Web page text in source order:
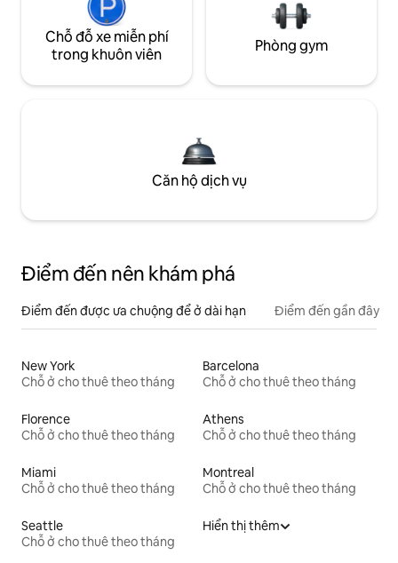
Chỗ đỗ xe miễn phí
trong khuôn viên
Phòng gym
Căn hộ dịch vụ
Điểm đến nên khám phá
Điểm đến được ưa chuộng để ở dài hạn Điểm đến gần đây
New York
Chỗ ở cho thuê theo tháng
Barcelona
Chỗ ở cho thuê theo tháng
Florence
Chỗ ở cho thuê theo tháng
Athens
Chỗ ở cho thuê theo tháng
Miami
Chỗ ở cho thuê theo tháng
Montreal
Chỗ ở cho thuê theo tháng
Seattle
Chỗ ở cho thuê theo tháng
Hiển thị thêm